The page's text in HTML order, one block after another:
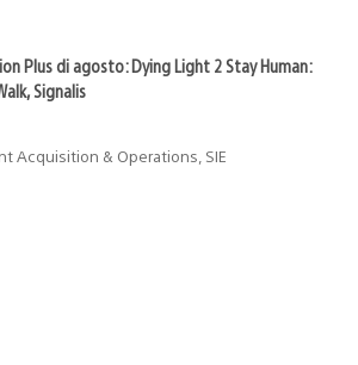
Plus di agosto: Dying Light 2 Stay Human:
Signalis
Acquisition & Operations, SIE